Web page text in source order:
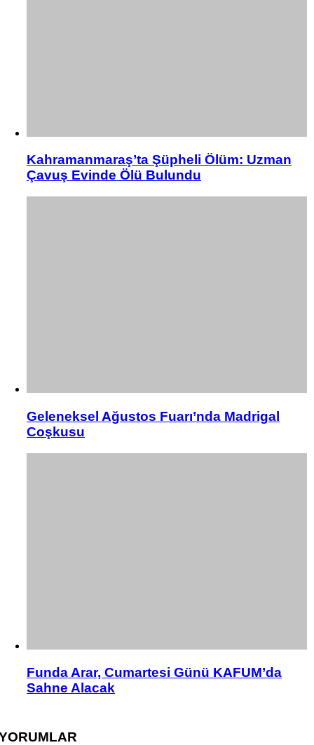
Kahramanmaraş’ta Şüpheli Ölüm: Uzman
Çavuş Evinde Ölü Bulundu
Geleneksel Ağustos Fuarı’nda Madrigal
Coşkusu
Funda Arar, Cumartesi Günü KAFUM’da
Sahne Alacak